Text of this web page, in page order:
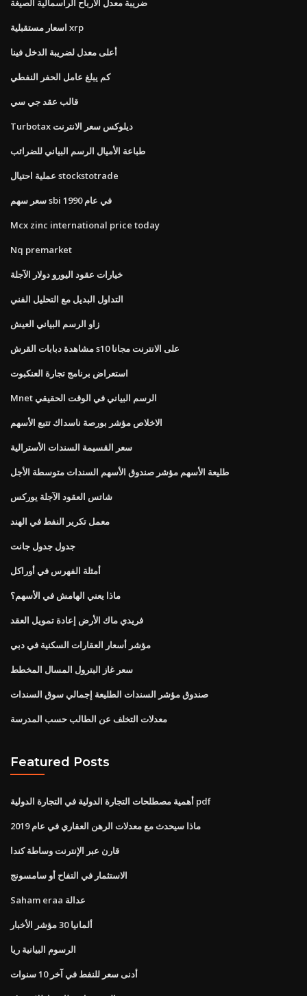
ضريبة معدل الأرباح الرأسمالية الصيغة
اسعار مستقبلية xrp
أعلى معدل لضريبة الدخل فينا
كم يبلغ عامل الحفر النفطي
قالب عقد جي سي
Turbotax ديلوكس سعر الانترنت
طباعة الأميال الرسم البياني للضرائب
عملية احتيال stockstotrade
سعر سهم sbi في عام 1990
Mcx zinc international price today
Nq premarket
خيارات عقود اليورو دولار الآجلة
التداول البديل مع التحليل الفني
زاو الرسم البياني العيش
مشاهدة دبابات القرش s10 على الانترنت مجانا
استعراض برنامج تجارة العنكبوت
Mnet الرسم البياني في الوقت الحقيقي
الاخلاص مؤشر بورصة ناسداك تتبع الأسهم
سعر القسيمة السندات الأسترالية
طليعة الأسهم مؤشر صندوق الأسهم السندات متوسطة الأجل
شاتس العقود الآجلة يوركس
معمل تكرير النفط في الهند
جدول جدول جانت
أمثلة الفهرس في أوراكل
ماذا يعني الهامش في الأسهم؟
فريدي ماك الأرض إعادة تمويل العقد
مؤشر أسعار العقارات السكنية في دبي
سعر غاز البترول المسال المخطط
صندوق مؤشر السندات الطليعة إجمالي سوق السندات
معدلات التخلف عن الطالب حسب المدرسة
Featured Posts
أهمية مصطلحات التجارة الدولية في التجارة الدولية pdf
ماذا سيحدث مع معدلات الرهن العقاري في عام 2019
قارن عبر الإنترنت وساطة كندا
الاستثمار في التفاح أو سامسونج
Saham eraa عدالة
ألمانيا 30 مؤشر الأخبار
الرسوم البيانية ريا
أدنى سعر للنفط في آخر 10 سنوات